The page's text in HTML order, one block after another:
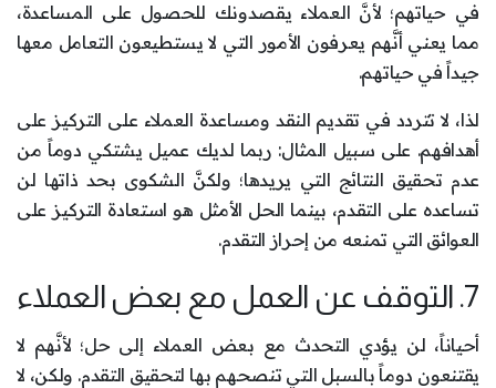
في حياتهم؛ لأنَّ العملاء يقصدونك للحصول على المساعدة،
مما يعني أنَّهم يعرفون الأمور التي لا يستطيعون التعامل معها
جيداً في حياتهم.
لذا، لا تتردد في تقديم النقد ومساعدة العملاء على التركيز على
أهدافهم. على سبيل المثال: ربما لديك عميل يشتكي دوماً من
عدم تحقيق النتائج التي يريدها؛ ولكنَّ الشكوى بحد ذاتها لن
تساعده على التقدم، بينما الحل الأمثل هو استعادة التركيز على
العوائق التي تمنعه من إحراز التقدم.
7. التوقف عن العمل مع بعض العملاء
أحياناً، لن يؤدي التحدث مع بعض العملاء إلى حل؛ لأنَّهم لا
يقتنعون دوماً بالسبل التي تنصحهم بها لتحقيق التقدم. ولكن، لا